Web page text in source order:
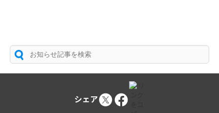
シェア